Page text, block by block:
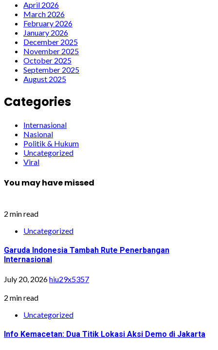
April 2026
March 2026
February 2026
January 2026
December 2025
November 2025
October 2025
September 2025
August 2025
Categories
Internasional
Nasional
Politik & Hukum
Uncategorized
Viral
You may have missed
2 min read
Uncategorized
Garuda Indonesia Tambah Rute Penerbangan
Internasional
July 20, 2026hiu29x5357
2 min read
Uncategorized
Info Kemacetan: Dua Titik Lokasi Aksi Demo di Jakarta